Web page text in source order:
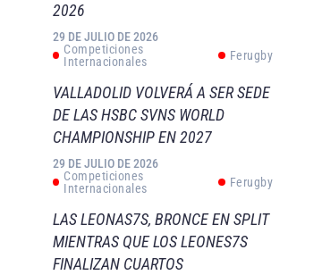
2026
29 DE JULIO DE 2026
Competiciones
Internacionales
Ferugby
VALLADOLID VOLVERÁ A SER SEDE
DE LAS HSBC SVNS WORLD
CHAMPIONSHIP EN 2027
29 DE JULIO DE 2026
Competiciones
Internacionales
Ferugby
LAS LEONAS7S, BRONCE EN SPLIT
MIENTRAS QUE LOS LEONES7S
FINALIZAN CUARTOS